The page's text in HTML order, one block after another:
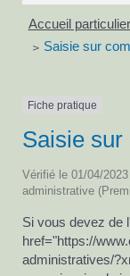
Accueil
> Saisie sur
Fiche pratique
Saisie sur
Vérifié le 01/04/
administrative
Si vous devez de
href="https://
administratives/